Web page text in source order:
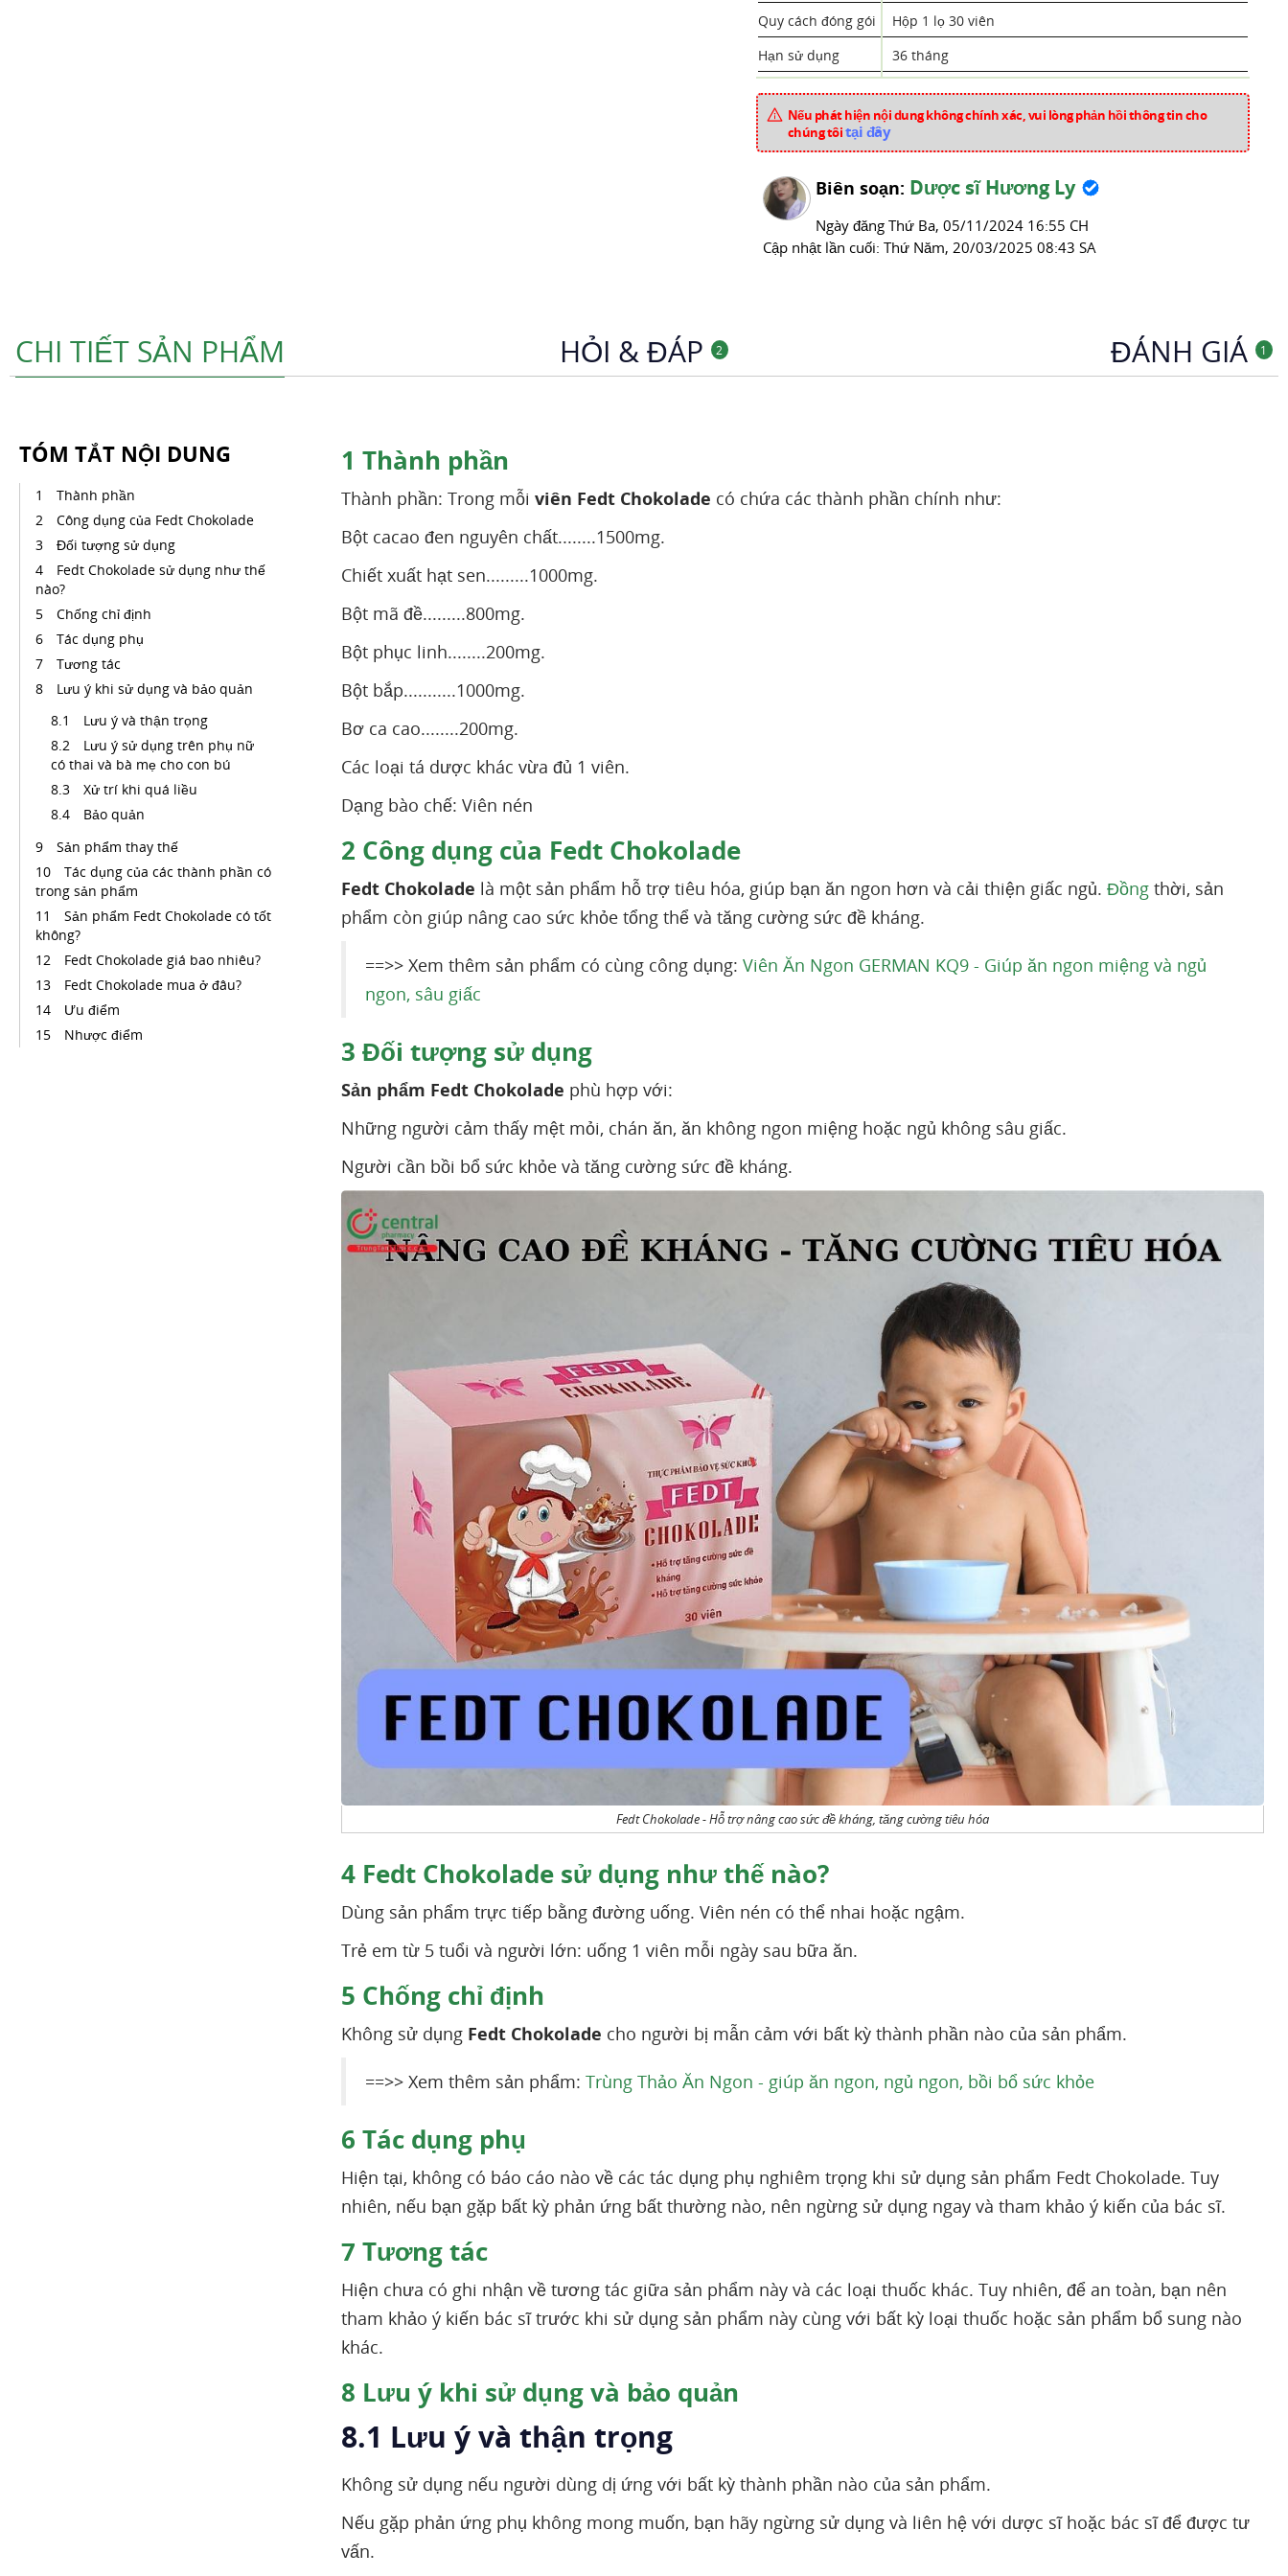
Quy cách đóng gói
Hộp 1 lọ 30 viên
Hạn sử dụng
36 tháng
Tá dược
Bơ ca cao
Dược liệu
Phục Linh (Poria cocos (Schw.) Wolf ), Mã Đề (Plantago
Xuất xứ
Việt Nam
Mã sản phẩm
thuy226
Nếu phát hiện nội dung không chính xác, vui lòng phản hồi thông tin cho
chúng tôitại đây
Biên soạn: Dược sĩ Hương Ly
Ngày đăng Thứ Ba, 05/11/2024 16:55 CH
Cập nhật lần cuối: Thứ Năm, 20/03/2025 08:43 SA
CHI TIẾT SẢN PHẨM HỎI & ĐÁP 2 ĐÁNH GIÁ 1
TÓM TẮT NỘI DUNG
Thành phần
Công dụng của Fedt Chokolade
Đối tượng sử dụng
Fedt Chokolade sử dụng như thế
nào?
Chống chỉ định
Tác dụng phụ
Tương tác
Lưu ý khi sử dụng và bảo quản
Lưu ý và thận trọng
Lưu ý sử dụng trên phụ nữ
có thai và bà mẹ cho con bú
Xử trí khi quá liều
Bảo quản
Sản phẩm thay thế
Tác dụng của các thành phần có
trong sản phẩm
Sản phẩm Fedt Chokolade có tốt
không?
Fedt Chokolade giá bao nhiêu?
Fedt Chokolade mua ở đâu?
Ưu điểm
Nhược điểm
1 Thành phần
Thành phần: Trong mỗi viên Fedt Chokolade có chứa các thành phần chính như:
Bột cacao đen nguyên chất........1500mg.
Chiết xuất hạt sen.........1000mg.
Bột mã đề.........800mg.
Bột phục linh........200mg.
Bột bắp...........1000mg.
Bơ ca cao........200mg.
Các loại tá dược khác vừa đủ 1 viên.
Dạng bào chế: Viên nén
2 Công dụng của Fedt Chokolade
Fedt Chokolade là một sản phẩm hỗ trợ tiêu hóa, giúp bạn ăn ngon hơn và cải thiện giấc ngủ. Đồng thời, sản
phẩm còn giúp nâng cao sức khỏe tổng thể và tăng cường sức đề kháng.
==>> Xem thêm sản phẩm có cùng công dụng: Viên Ăn Ngon GERMAN KQ9 - Giúp ăn ngon miệng và ngủ
ngon, sâu giấc
3 Đối tượng sử dụng
Sản phẩm Fedt Chokolade phù hợp với:
Những người cảm thấy mệt mỏi, chán ăn, ăn không ngon miệng hoặc ngủ không sâu giấc.
Người cần bồi bổ sức khỏe và tăng cường sức đề kháng.
Fedt Chokolade - Hỗ trợ nâng cao sức đề kháng, tăng cường tiêu hóa
4 Fedt Chokolade sử dụng như thế nào?
Dùng sản phẩm trực tiếp bằng đường uống. Viên nén có thể nhai hoặc ngậm.
Trẻ em từ 5 tuổi và người lớn: uống 1 viên mỗi ngày sau bữa ăn.
5 Chống chỉ định
Không sử dụng Fedt Chokolade cho người bị mẫn cảm với bất kỳ thành phần nào của sản phẩm.
==>> Xem thêm sản phẩm: Trùng Thảo Ăn Ngon - giúp ăn ngon, ngủ ngon, bồi bổ sức khỏe
6 Tác dụng phụ
Hiện tại, không có báo cáo nào về các tác dụng phụ nghiêm trọng khi sử dụng sản phẩm Fedt Chokolade. Tuy
nhiên, nếu bạn gặp bất kỳ phản ứng bất thường nào, nên ngừng sử dụng ngay và tham khảo ý kiến của bác sĩ.
7 Tương tác
Hiện chưa có ghi nhận về tương tác giữa sản phẩm này và các loại thuốc khác. Tuy nhiên, để an toàn, bạn nên
tham khảo ý kiến bác sĩ trước khi sử dụng sản phẩm này cùng với bất kỳ loại thuốc hoặc sản phẩm bổ sung nào
khác.
8 Lưu ý khi sử dụng và bảo quản
8.1 Lưu ý và thận trọng
Không sử dụng nếu người dùng dị ứng với bất kỳ thành phần nào của sản phẩm.
Nếu gặp phản ứng phụ không mong muốn, bạn hãy ngừng sử dụng và liên hệ với dược sĩ hoặc bác sĩ để được tư
vấn.